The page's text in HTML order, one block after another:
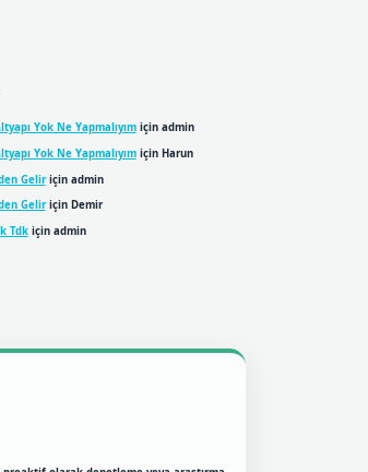
Yok Ne Yapmalıyımiçin admin
Yok Ne Yapmalıyımiçin Harun
Geliriçin admin
Geliriçin Demir
Tdkiçin admin